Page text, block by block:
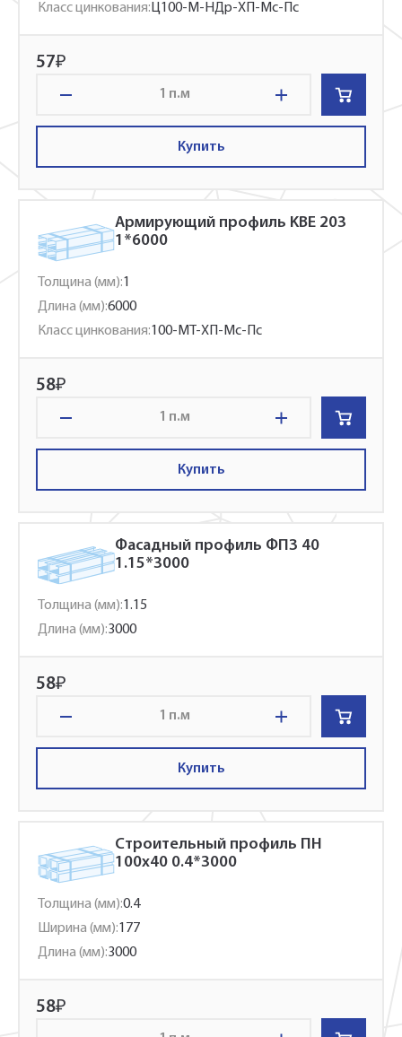
Класс цинкования: Ц100-М-НДр-ХП-Мс-Пс
57₽
п.м
Купить
Армирующий профиль KBE 203
1*6000
Толщина (мм):1
Длина (мм):6000
Класс цинкования:100-МТ-ХП-Мс-Пс
58₽
п.м
Купить
Фасадный профиль ФПЗ 40
1.15*3000
Толщина (мм):1.15
Длина (мм):3000
58₽
п.м
Купить
Строительный профиль ПН
100x40 0.4*3000
Толщина (мм):0.4
Ширина (мм):177
Длина (мм):3000
58₽